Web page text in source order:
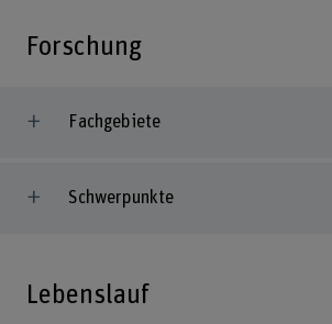
Forschung
Fachgebiete
Schwerpunkte
Lebenslauf